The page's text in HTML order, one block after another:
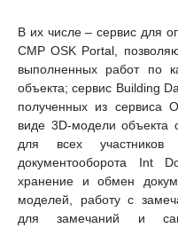
В их числе – сервис для
СМР OSK Portal,
выполненных работ по
объекта; сервис Building
полученных из сервиса
виде 3D-модели объекта
для всех участников
документооборота Int
хранение и обмен
моделей, работу с
для замечаний и